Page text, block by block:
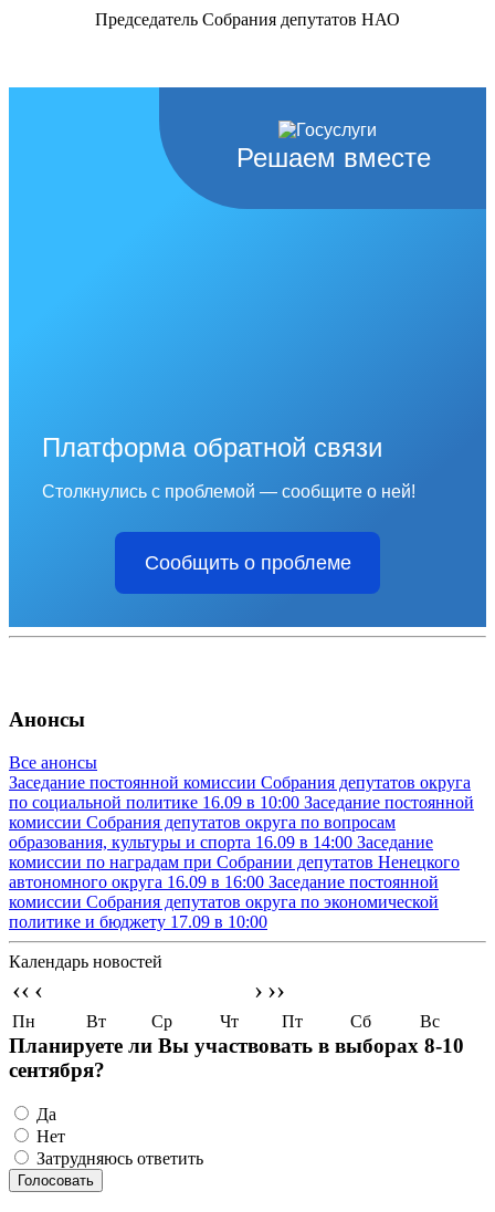
Председатель Собрания депутатов НАО
Решаем вместе
Платформа обратной связи
Столкнулись с проблемой — сообщите о ней!
Сообщить о проблеме
Анонсы
Все анонсы
Заседание постоянной комиссии Собрания депутатов округа
по социальной политике 16.09 в 10:00 Заседание постоянной
комиссии Собрания депутатов округа по вопросам
образования, культуры и спорта 16.09 в 14:00 Заседание
комиссии по наградам при Собрании депутатов Ненецкого
автономного округа 16.09 в 16:00 Заседание постоянной
комиссии Собрания депутатов округа по экономической
политике и бюджету 17.09 в 10:00
Календарь новостей
‹‹ ‹ › ››
Пн Вт Ср Чт Пт Сб Вс
Планируете ли Вы участвовать в выборах 8-10
сентября?
Да
Нет
Затрудняюсь ответить